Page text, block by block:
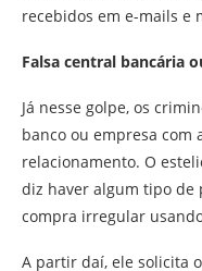
recebidos em e-mails e
Falsa central bancária
Já nesse golpe, os
banco ou empresa com
relacionamento. O
diz haver algum tipo de
compra irregular
A partir daí, ele solicita